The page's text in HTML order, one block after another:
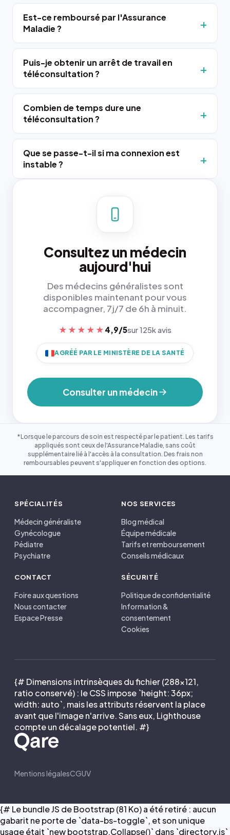
Est-ce remboursé par l'Assurance
Maladie ?
Puis-je obtenir un arrêt de travail en
téléconsultation ?
Combien de temps dure une
téléconsultation ?
Que se passe-t-il si ma connexion est
instable ?
Consultez un médecin
aujourd'hui
Des médecins généralistes sont
disponibles maintenant pour vous
accompagner, 7j/7 de 6h à minuit.
★★★★★ 4,9/5sur 125k avis
AGRÉÉ PAR LE MINISTÈRE DE LA SANTÉ
Consulter un médecin
*Lorsque le parcours de soin est respecté par le patient. Les tarifs
appliqués sont ceux de l'Assurance Maladie, sans coût
supplémentaire lié à l'accès à la consultation. Des frais non
remboursables peuvent s'appliquer en fonction des options.
SPÉCIALITÉS
Médecin généraliste
Gynécologue
Pédiatre
Psychiatre
NOS SERVICES
Blog médical
Équipe médicale
Tarifs et remboursement
Conseils médicaux
CONTACT
Foire aux questions
Nous contacter
Espace Presse
SÉCURITÉ
Politique de confidentialité
Information &
consentement
Cookies
{# Dimensions intrinsèques du fichier (288×121,
ratio conservé) : le CSS impose `height: 36px;
width: auto`, mais les attributs réservent la place
avant que l'image n'arrive. Sans eux, Lighthouse
compte un décalage potentiel. #}
Mentions légalesCGUV
{# Le bundle JS de Bootstrap (81 Ko) a été retiré : aucun
gabarit ne porte de `data-bs-toggle`, et son unique
usage était `new bootstrap.Collapse()` dans `directory.js`